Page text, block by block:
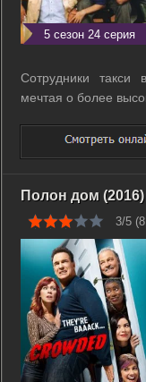
5 сезон 24 серия
Сотрудники
мечтая о более
Полон дом (2016)
3/5 (